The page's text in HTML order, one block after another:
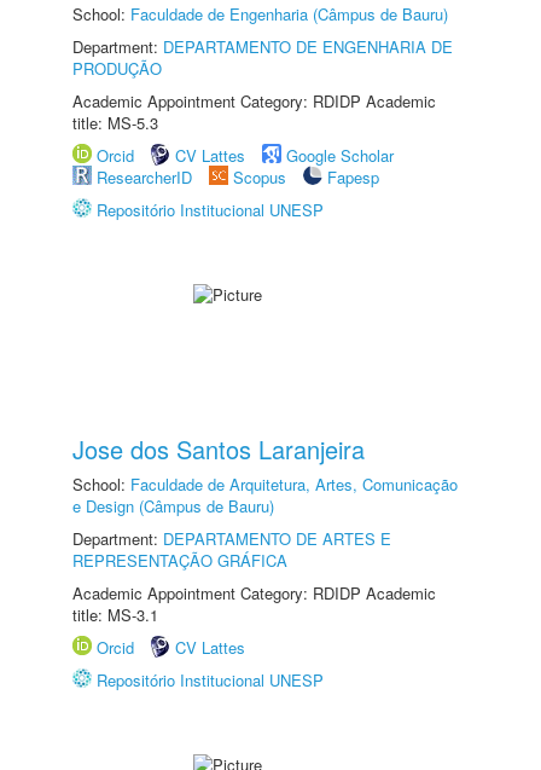
School: Faculdade de Engenharia (Câmpus de Bauru)
Department: DEPARTAMENTO DE ENGENHARIA DE
PRODUÇÃO
Academic Appointment Category: RDIDP Academic
title: MS-5.3
Orcid
CV Lattes
Google Scholar
ResearcherID
Scopus
Fapesp
Repositório Institucional UNESP
Jose dos Santos Laranjeira
School: Faculdade de Arquitetura, Artes, Comunicação
e Design (Câmpus de Bauru)
Department: DEPARTAMENTO DE ARTES E
REPRESENTAÇÃO GRÁFICA
Academic Appointment Category: RDIDP Academic
title: MS-3.1
Orcid
CV Lattes
Repositório Institucional UNESP